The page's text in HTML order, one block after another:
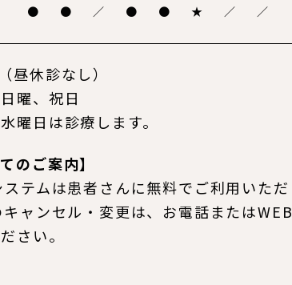
● ● ／ ● ● ★ ／ ／
休診なし）
曜、祝日
曜日は診療します。
のご案内】
テムは患者さんに無料でご利用いただ
ャンセル・変更は、お電話またはWEB
さい。